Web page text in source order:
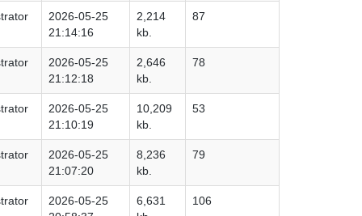
2026-05-25
21:14:16
2,214
kb.
87
2026-05-25
21:12:18
2,646
kb.
78
2026-05-25
21:10:19
10,209
kb.
53
2026-05-25
21:07:20
8,236
kb.
79
2026-05-25
6,631
106